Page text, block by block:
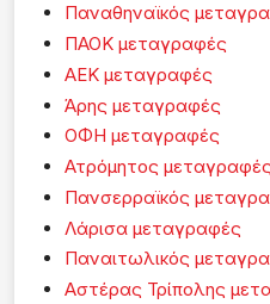
Παναθηναϊκός
ΠΑΟΚ μεταγραφές
ΑΕΚ μεταγραφές
Άρης μεταγραφές
ΟΦΗ μεταγραφές
Ατρόμητος μεταγραφές
Πανσερραϊκός
Λάρισα μεταγραφές
Παναιτωλικός
Αστέρας Τρίπολης